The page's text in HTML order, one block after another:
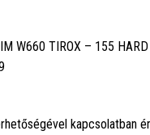
W660 TIROX – 155
kapcsolatban